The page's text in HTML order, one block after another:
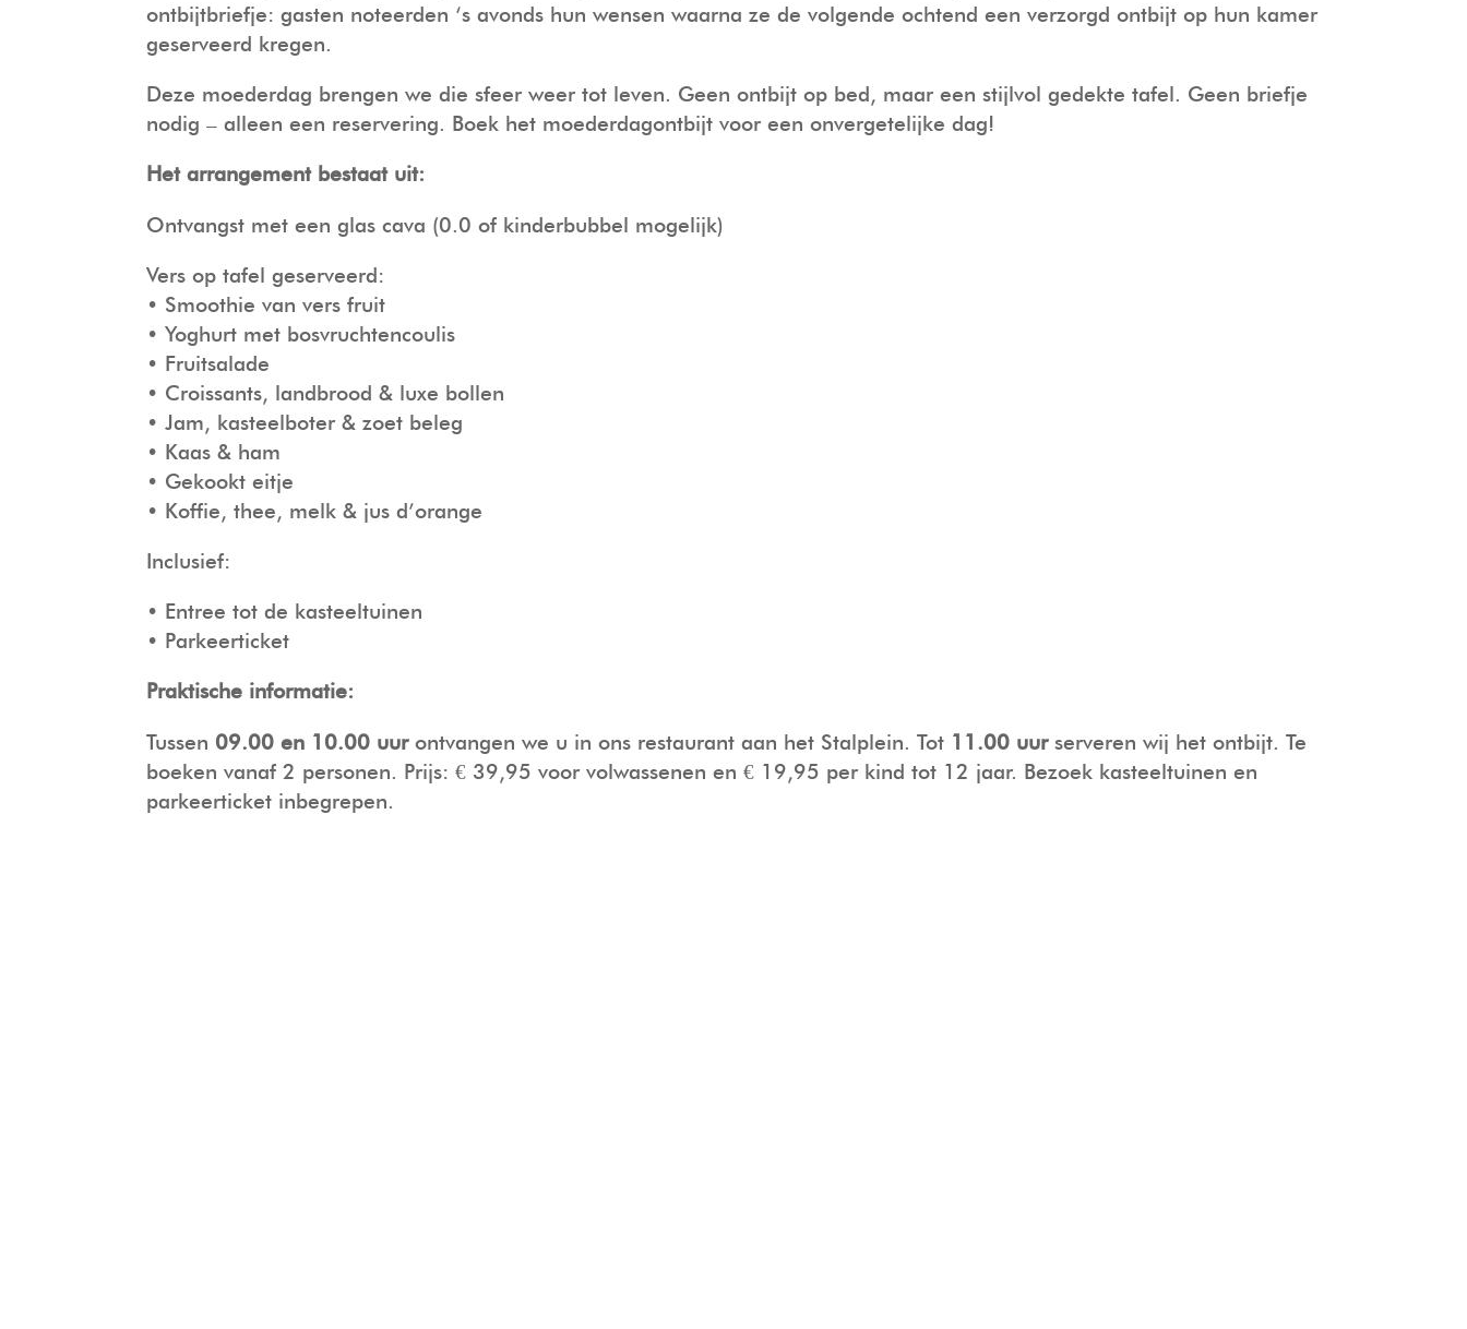
ontbijtbriefje: gasten noteerden ‘s avonds hun wensen waarna ze de volgende ochtend een verzorgd ontbijt op hun kamer
geserveerd kregen.
Deze moederdag brengen we die sfeer weer tot leven. Geen ontbijt op bed, maar een stijlvol gedekte tafel. Geen briefje
nodig – alleen een reservering. Boek het moederdagontbijt voor een onvergetelijke dag!
Het arrangement bestaat uit:
Ontvangst met een glas cava (0.0 of kinderbubbel mogelijk)
Vers op tafel geserveerd:
• Smoothie van vers fruit
• Yoghurt met bosvruchtencoulis
• Fruitsalade
• Croissants, landbrood & luxe bollen
• Jam, kasteelboter & zoet beleg
• Kaas & ham
• Gekookt eitje
• Koffie, thee, melk & jus d’orange
Inclusief:
• Entree tot de kasteeltuinen
• Parkeerticket
Praktische informatie:
Tussen 09.00 en 10.00 uurontvangen we u in ons restaurant aan het Stalplein. Tot 11.00 uurserveren wij het ontbijt. Te
boeken vanaf 2 personen. Prijs: € 39,95 voor volwassenen en € 19,95 per kind tot 12 jaar. Bezoek kasteeltuinen en
parkeerticket inbegrepen.